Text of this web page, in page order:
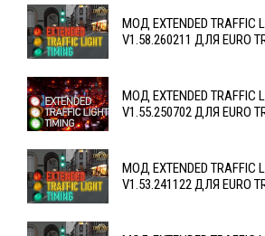
МОД EXTENDED TRAFFIC
V1.58.260211 ДЛЯ EURO
МОД EXTENDED TRAFFIC
V1.55.250702 ДЛЯ EURO
МОД EXTENDED TRAFFIC
V1.53.241122 ДЛЯ EURO